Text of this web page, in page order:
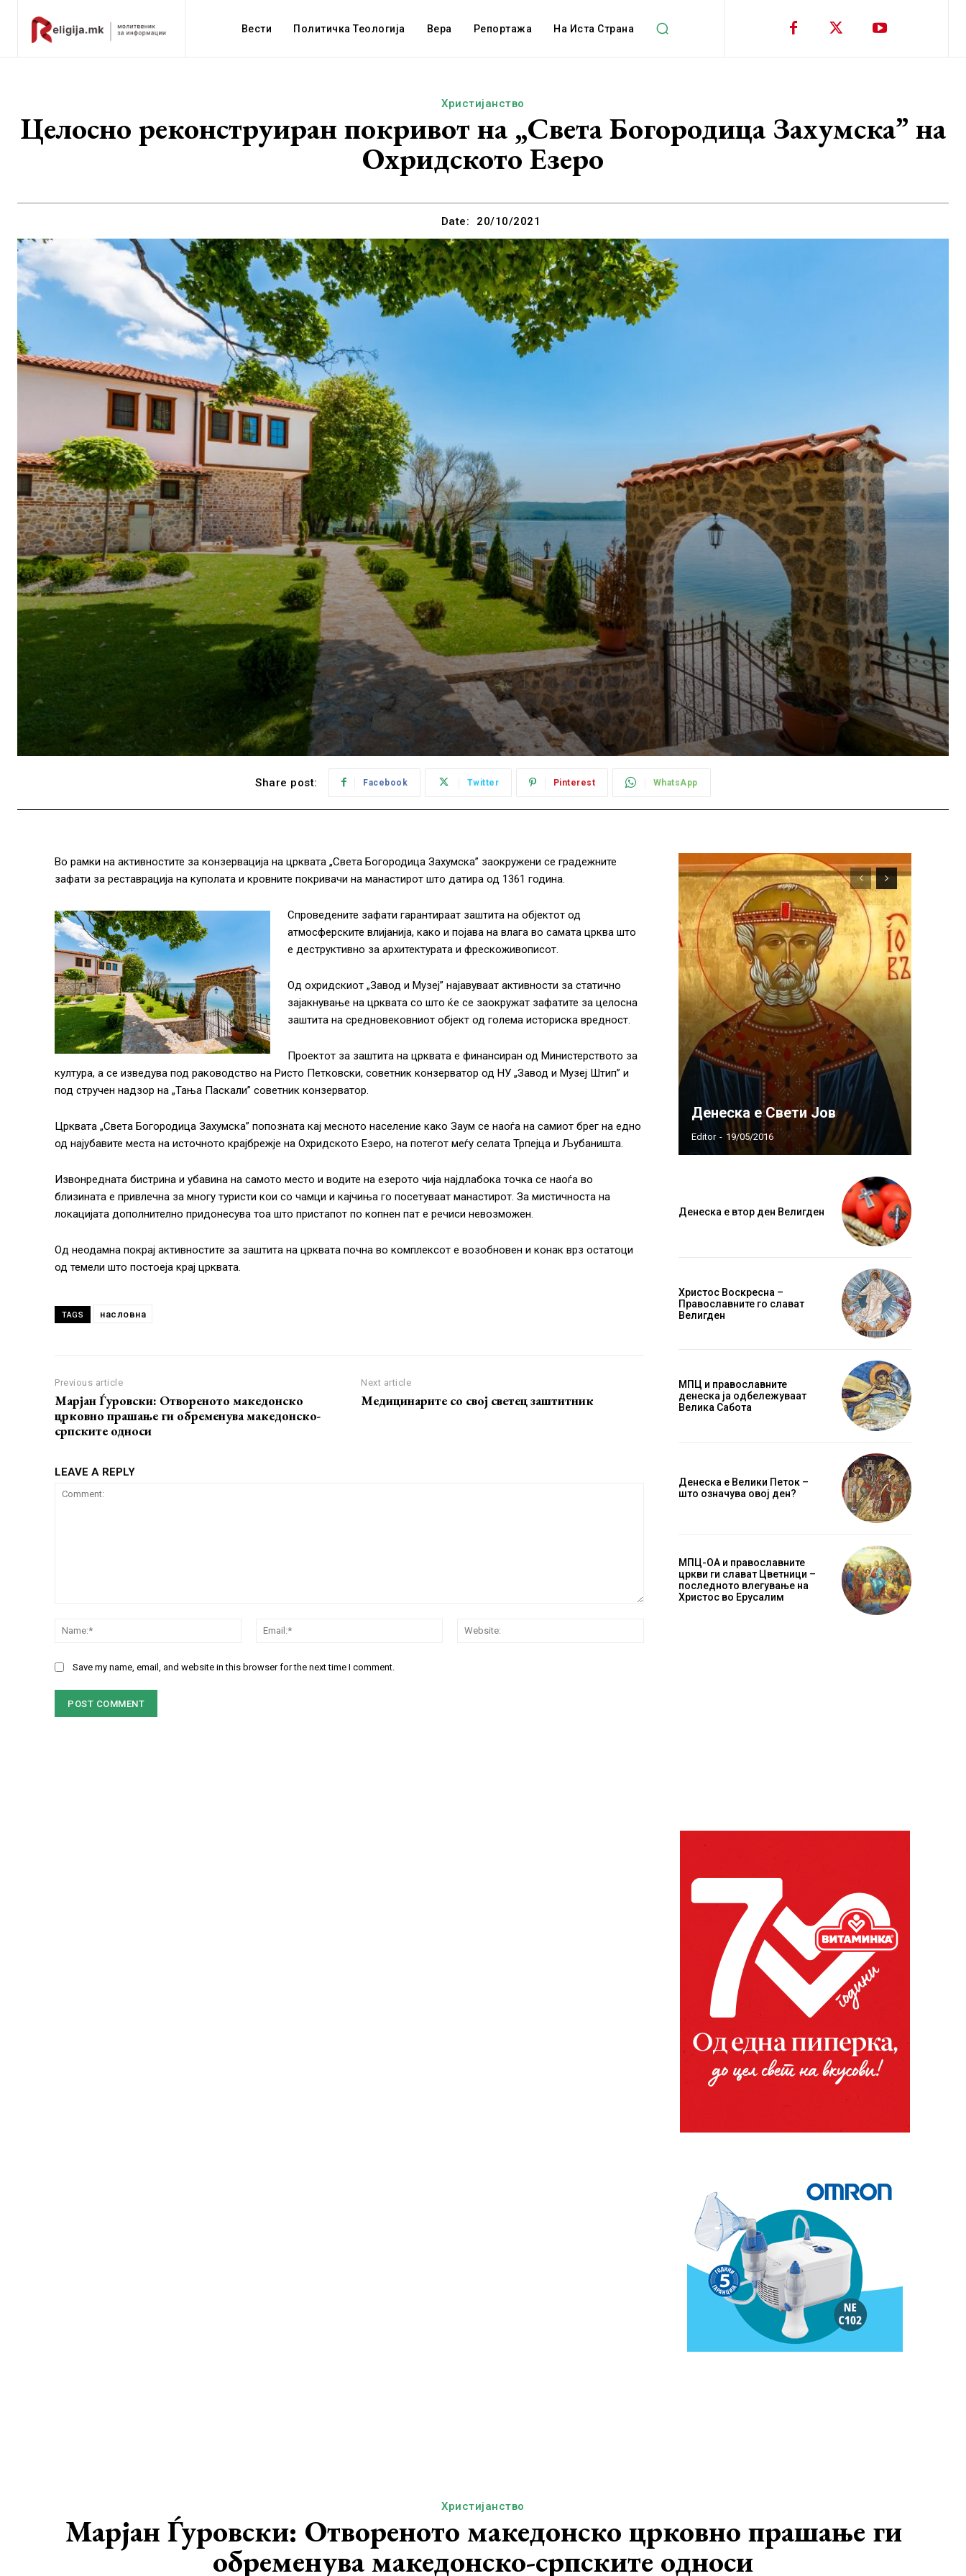
Вести Политичка Теологија Вера Репортажа На Иста Страна
Христијанство
Целосно реконструиран покривот на „Света Богородица Захумска” на
Охридското Езеро
Date: 20/10/2021
Share post: Facebook Twitter Pinterest WhatsApp
Во рамки на активностите за конзервација на црквата „Света Богородица Захумска” заокружени се градежните
зафати за реставрација на куполата и кровните покривачи на манастирот што датира од 1361 година.
Спроведените зафати гарантираат заштита на објектот од
атмосферските влијанија, како и појава на влага во самата црква што
е деструктивно за архитектурата и фрескоживописот.
Од охридскиот „Завод и Музеј” најавуваат активности за статично
зајакнување на црквата со што ќе се заокружат зафатите за целосна
заштита на средновековниот објект од голема историска вредност.
Проектот за заштита на црквата е финансиран од Министерството за
култура, а се изведува под раководство на Ристо Петковски, советник конзерватор од НУ „Завод и Музеј Штип” и
под стручен надзор на „Тања Паскали” советник конзерватор.
Црквата „Света Богородица Захумска” попозната кај месното население како Заум се наоѓа на самиот брег на едно
од најубавите места на источното крајбрежје на Охридското Езеро, на потегот меѓу селата Трпејца и Љубаништа.
Извонредната бистрина и убавина на самото место и водите на езерото чија најдлабока точка се наоѓа во
близината е привлечна за многу туристи кои со чамци и кајчиња го посетуваат манастирот. За мистичноста на
локацијата дополнително придонесува тоа што пристапот по копнен пат е речиси невозможен.
Од неодамна покрај активностите за заштита на црквата почна во комплексот е возобновен и конак врз остатоци
од темели што постоеја крај црквата.
TAGS насловна
Previous article
Марјан Ѓуровски: Отвореното македонско
црковно прашање ги обременува македонско-
српските односи
Next article
Медицинарите со свој светец заштитник
LEAVE A REPLY
Name:*
Email:*
Save my name, email, and website in this browser for the next time I comment.
Денеска е Свети Јов
Editor - 19/05/2016
Денеска е втор ден Велигден
Христос Воскресна –
Православните го слават
Велигден
МПЦ и православните
денеска ја одбележуваат
Велика Сабота
Денеска е Велики Петок –
што означува овој ден?
МПЦ-ОА и православните
цркви ги слават Цветници –
последното влегување на
Христос во Ерусалим